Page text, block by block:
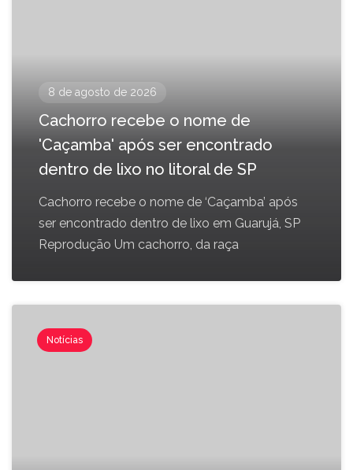
8 de agosto de 2026
Cachorro recebe o nome de
'Caçamba' após ser encontrado
dentro de lixo no litoral de SP
Cachorro recebe o nome de ‘Caçamba’ após
ser encontrado dentro de lixo em Guarujá, SP
Reprodução Um cachorro, da raça
Notícias